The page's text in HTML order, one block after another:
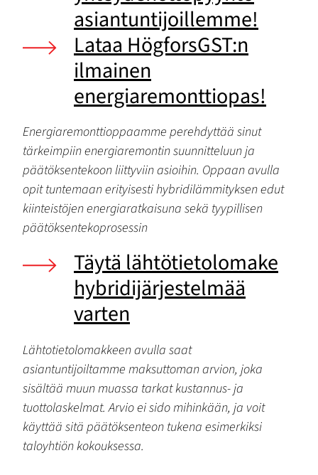
asiantuntijoillemme!
Lataa HögforsGST:n
ilmainen
energiaremonttiopas!
Energiaremonttioppaamme perehdyttää sinut
tärkeimpiin energiaremontin suunnitteluun ja
päätöksentekoon liittyviin asioihin. Oppaan avulla
opit tuntemaan erityisesti hybridilämmityksen edut
kiinteistöjen energiaratkaisuna sekä tyypillisen
päätöksentekoprosessin
Täytä lähtötietolomake
hybridijärjestelmää
varten
Lähtotietolomakkeen avulla saat
asiantuntijoiltamme maksuttoman arvion, joka
sisältää muun muassa tarkat kustannus- ja
tuottolaskelmat. Arvio ei sido mihinkään, ja voit
käyttää sitä päätöksenteon tukena esimerkiksi
taloyhtiön kokouksessa.